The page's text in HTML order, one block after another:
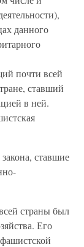
данного
почти всей
ставший
в ней.
ставшие
страны был
Его